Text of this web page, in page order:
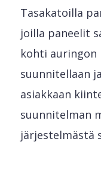
Tasakatoilla
joilla paneelit
kohti auringon
suunnitellaan
asiakkaan
suunnitelman
järjestelmästä